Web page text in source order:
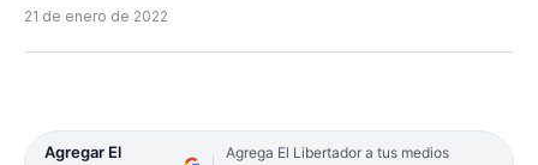
21 de enero de 2022
Agregar El
Agrega El Libertador a tus medios